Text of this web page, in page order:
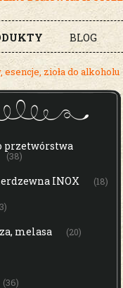
BLOG
esencje, zioła do alkoholu
przetwórstwa
(38)
INOX (18)
melasa (20)
(36)